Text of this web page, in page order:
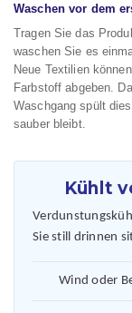
Waschen vor dem
Tragen Sie das
waschen Sie es
Neue Textilien
Farbstoff abgeben.
Waschgang spült
sauber bleibt.
Kühlt
Sie still drinnen
Wind oder